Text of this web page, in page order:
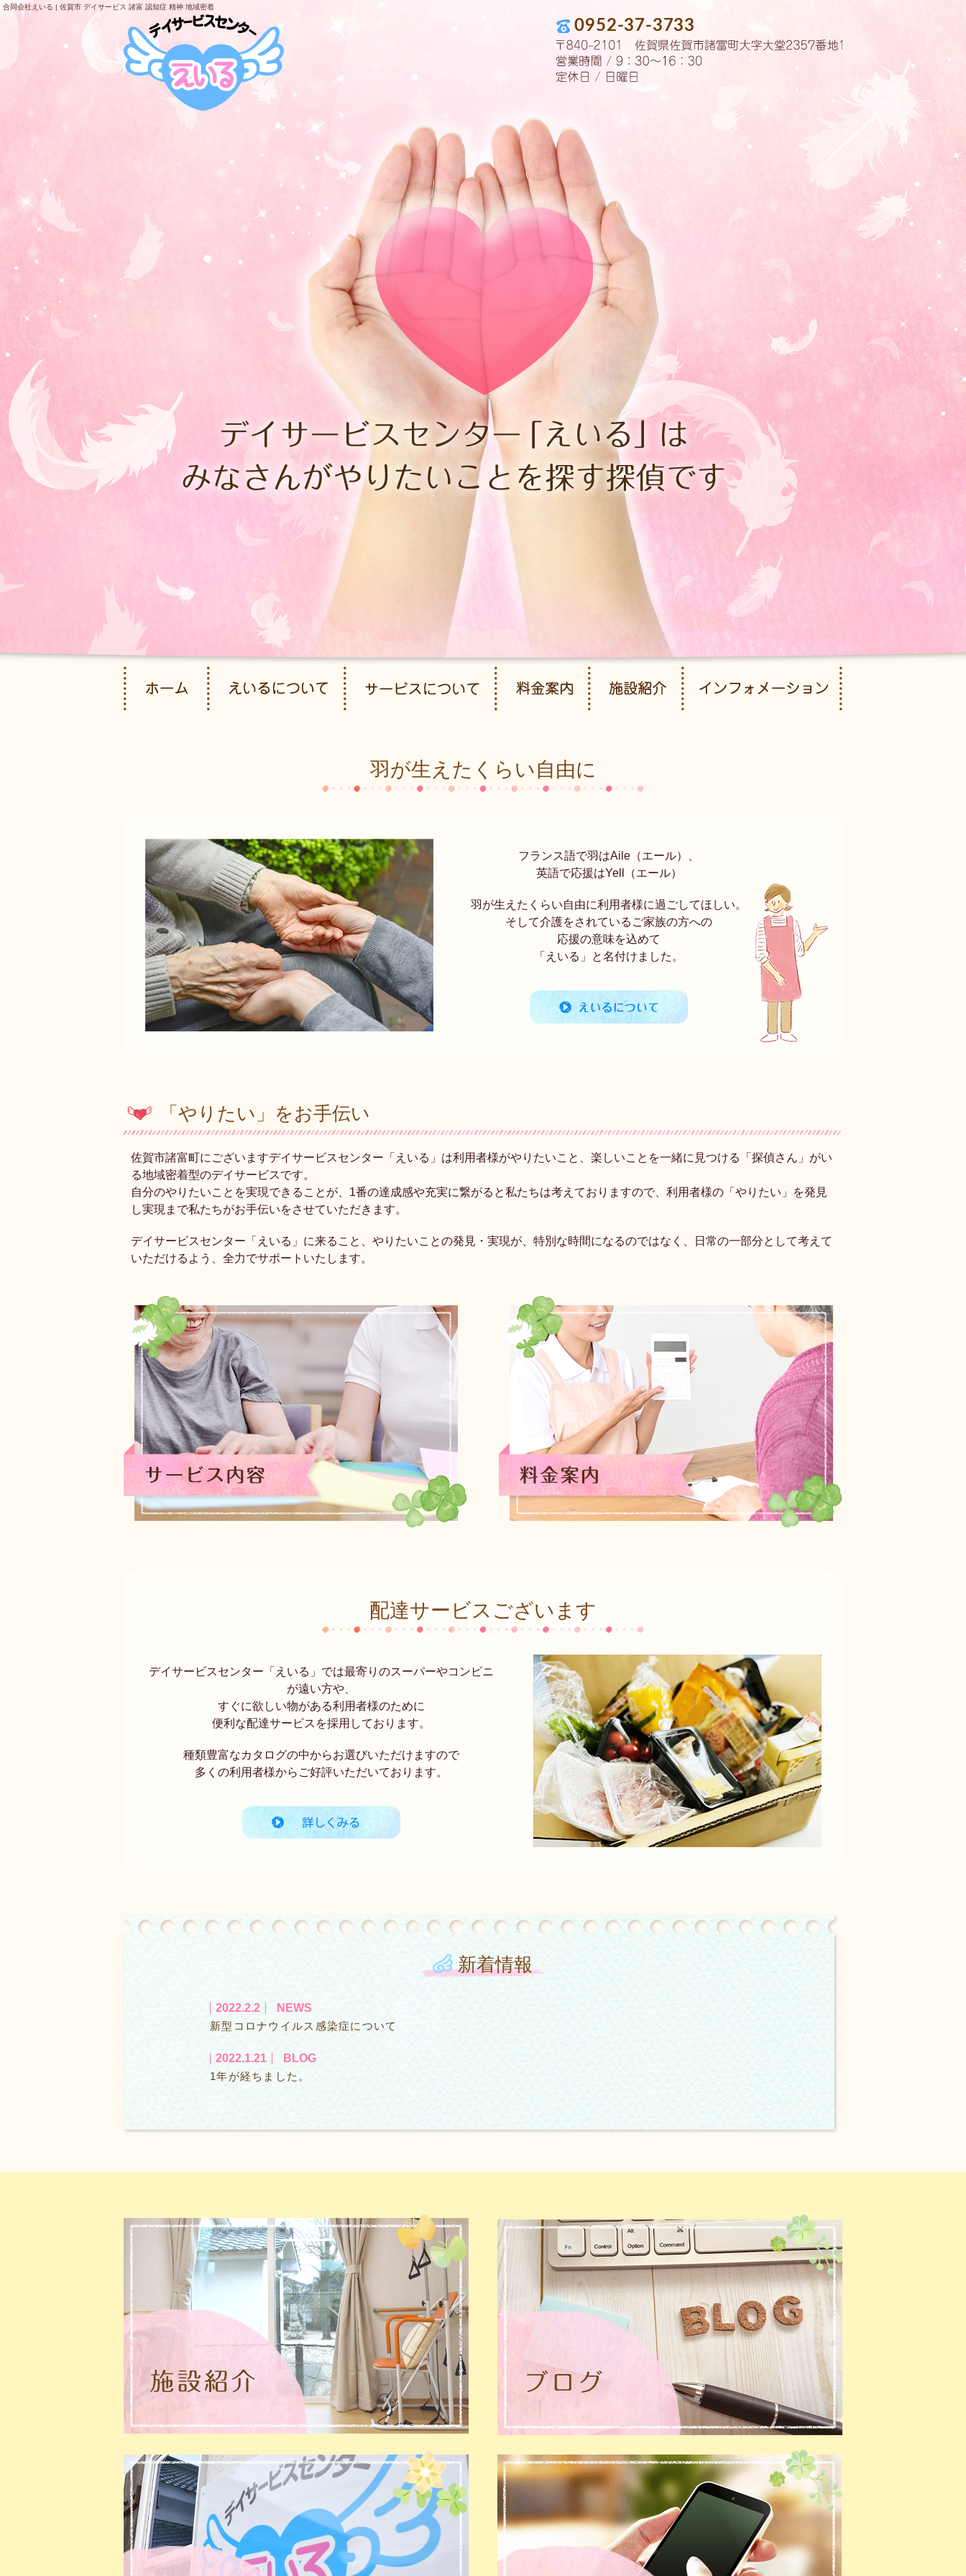
合同会社えいる | 佐賀市 デイサービス 諸富 認知症 精神 地域密着
0952-37-3733
羽が生えたくらい自由に
フランス語で羽はAile（エール）、
英語で応援はYell（エール）
羽が生えたくらい自由に利用者様に過ごしてほしい。
そして介護をされているご家族の方への
応援の意味を込めて
「えいる」と名付けました。
「やりたい」をお手伝い
佐賀市諸富町にございますデイサービスセンター「えいる」は利用者様がやりたいこと、楽しいことを一緒に見つける「探偵さん」がい
る地域密着型のデイサービスです。
自分のやりたいことを実現できることが、1番の達成感や充実に繋がると私たちは考えておりますので、利用者様の「やりたい」を発見
し実現まで私たちがお手伝いをさせていただきます。
デイサービスセンター「えいる」に来ること、やりたいことの発見・実現が、特別な時間になるのではなく、日常の一部分として考えて
いただけるよう、全力でサポートいたします。
配達サービスございます
デイサービスセンター「えいる」では最寄りのスーパーやコンビニ
が遠い方や、
すぐに欲しい物がある利用者様のために
便利な配達サービスを採用しております。
種類豊富なカタログの中からお選びいただけますので
多くの利用者様からご好評いただいております。
新着情報
2022.2.2
NEWS
新型コロナウイルス感染症について
2022.1.21
BLOG
1年が経ちました。
2022.1.11
BLOG
お正月も明け…
12月22日
2021.12.13
BLOG
12月11日
BLOG
12月9日
BLOG
12月ですね
NEWS
ホームページが完成いたしました。
2021.12.8
BLOG
ホームページが完成いたしました。